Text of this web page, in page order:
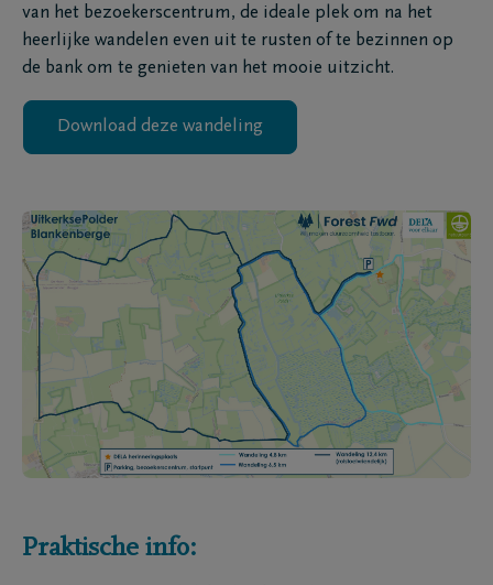
van het bezoekerscentrum, de ideale plek om na het
heerlijke wandelen even uit te rusten of te bezinnen op
de bank om te genieten van het mooie uitzicht.
Download deze wandeling
Praktische info: